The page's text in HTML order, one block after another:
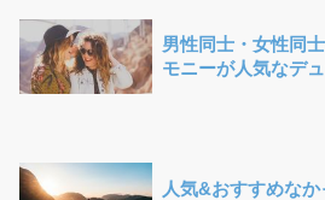
男性同士・女性同
モニーが人気なデ
人気&おすすめな